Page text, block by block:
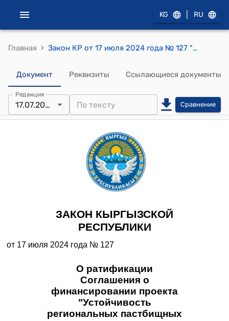
KG RU
Главная › Закон КР от 17 июля 2024 года № 127 "О ратификации Соглашения о финансировании проекта "Устойчивость региональных пастбищных сообществ - Адапт" (ПУРПС - Адапт) между Кыргызской Республикой и Международным фондом сельскохозяйственного развития, подписанного 14 мая 2024 года в городе Рим"
Документ Реквизиты Ссылающиеся документы
Редакция
17.07.2024 Сравнение